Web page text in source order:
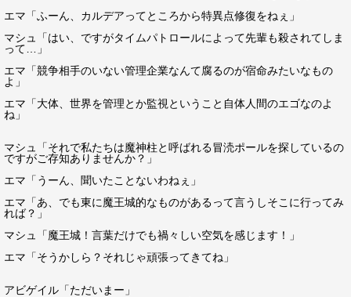
エマ「ふーん、カルデアってところから特異点修復をねぇ」
マシュ「はい、ですがタイムパトロールによって先輩も殺されてしま
って…」
エマ「競争相手のいない管理企業なんて腐るのが宿命みたいなもの
よ」
エマ「大体、世界を管理とか監視ということ自体人間のエゴなのよ
ね」
マシュ「それで私たちは魔神柱と呼ばれる冒涜ポールを探しているの
ですがご存知ありませんか？」
エマ「うーん、聞いたことないわねぇ」
エマ「あ、でも東に魔王城的なものがあるって言うしそこに行ってみ
れば？」
マシュ「魔王城！言葉だけでも禍々しい空気を感じます！」
エマ「そうかしら？それじゃ頑張ってきてね」
アビゲイル「ただいまー」